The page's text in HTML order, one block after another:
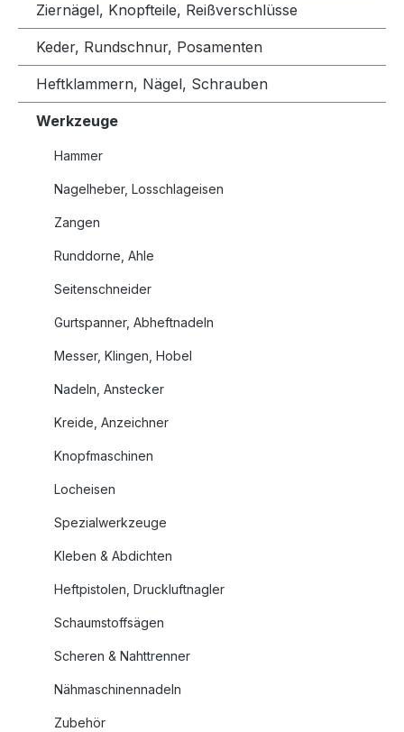
Ziernägel, Knopfteile, Reißverschlüsse
Keder, Rundschnur, Posamenten
Heftklammern, Nägel, Schrauben
Werkzeuge
Hammer
Nagelheber, Losschlageisen
Zangen
Runddorne, Ahle
Seitenschneider
Gurtspanner, Abheftnadeln
Messer, Klingen, Hobel
Nadeln, Anstecker
Kreide, Anzeichner
Knopfmaschinen
Locheisen
Spezialwerkzeuge
Kleben & Abdichten
Heftpistolen, Druckluftnagler
Schaumstoffsägen
Scheren & Nahttrenner
Nähmaschinennadeln
Zubehör